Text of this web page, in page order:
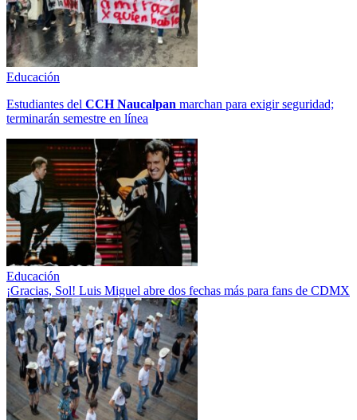
Educación
Estudiantes del CCH Naucalpan marchan para exigir seguridad;
terminarán semestre en línea
Educación
¡Gracias, Sol! Luis Miguel abre dos fechas más para fans de CDMX